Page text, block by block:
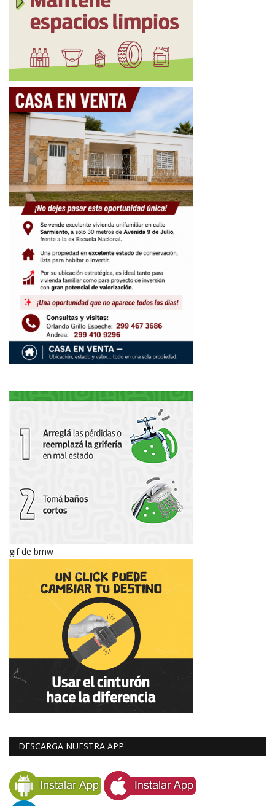
gif de bmw
DESCARGA NUESTRA APP